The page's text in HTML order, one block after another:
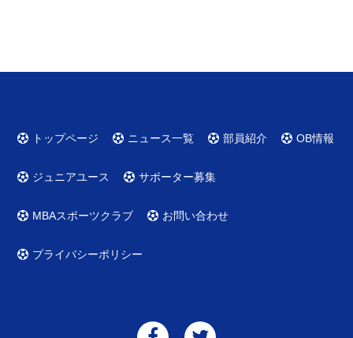
トップページ ニュース一覧 部員紹介 OB情報
ジュニアユース サポーター募集
MBAスポーツクラブ お問い合わせ
プライバシーポリシー